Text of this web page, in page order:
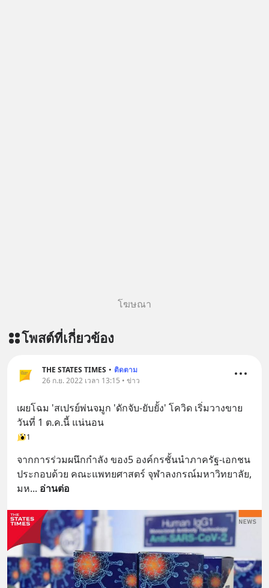
เครียด หลับยาก ผมอยากแนะนำ
บรรเทาความเครียด ลดความวิตกกังวล
หลับมีประสิทธิภาพมากยิ่งขึ้น 📍 สนใจ
สั่งซื้อสินค้า Diip CBD 💬 LINE :
https://lin.ee/U91Fzyz
โฆษณา
โพสต์ที่เกี่ยวข้อง
THE STATES TIMES • ติดตาม
26 ก.ย. 2022 เวลา 13:15 • ข่าว
เผยโฉม 'สเปรย์พ่นจมูก 'ดักจับ-ยับยั้ง' โควิด เริ่มวางขาย
วันที่ 1 ต.ค.นี้ แน่นอน
1
จากการร่วมผนึกกำลัง ของ5 องค์กรชั้นนำภาครัฐ-เอกชน
ประกอบด้วย คณะแพทยศาสตร์ จุฬาลงกรณ์มหาวิทยาลัย,
มห... อ่านต่อ